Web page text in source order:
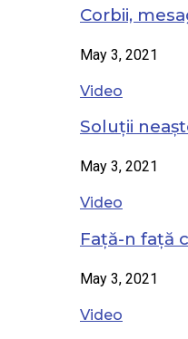
Corbii,
May 3, 2021
Video
Soluții
May 3, 2021
Video
Față-n față
May 3, 2021
Video